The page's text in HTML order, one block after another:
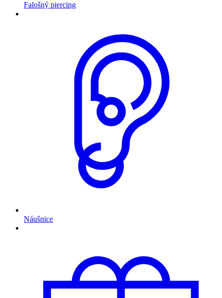
Falošný piercing
Náušnice